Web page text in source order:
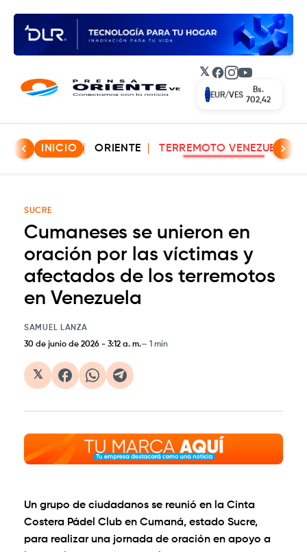
𝕏 Facebook
Instagram
YouTube
EUR/VES
Bs.
702,42
INICIO ORIENTE TERREMOTO VENEZUELA
SUCRE
Cumaneses se unieron en
oración por las víctimas y
afectados de los terremotos
en Venezuela
SAMUEL LANZA
30 de junio de 2026 - 3:12 a. m. 1 min
𝕏
Un grupo de ciudadanos se reunió en la Cinta
Costera Pádel Club en Cumaná, estado Sucre,
para realizar una jornada de oración en apoyo a